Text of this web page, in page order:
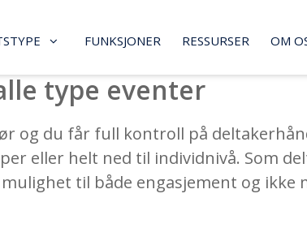
FUNKSJONER RESSURSER OM
type eventer
og du får full kontroll på
eller helt ned til individnivå. Som
til både engasjement og ikke